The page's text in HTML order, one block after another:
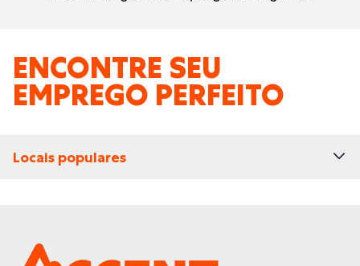
ENCONTRE SEU
EMPREGO PERFEITO
Locais populares